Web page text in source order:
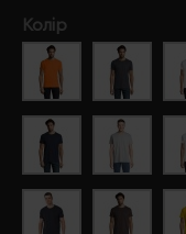
Колір